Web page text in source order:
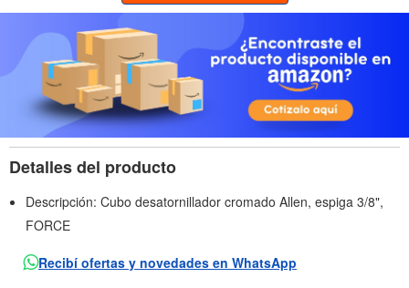
Detalles del producto
Descripción: Cubo desatornillador cromado Allen, espiga 3/8",
FORCE
Recibí ofertas y novedades en WhatsApp